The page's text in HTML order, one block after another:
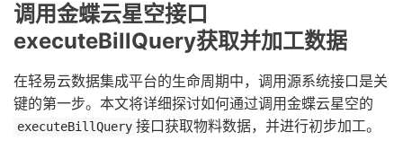
调用金蝶云星空接口
executeBillQuery获取并加工数据
在轻易云数据集成平台的生命周期中，调用源系统接口是关
键的第一步。本文将详细探讨如何通过调用金蝶云星空的
executeBillQuery 接口获取物料数据，并进行初步加工。